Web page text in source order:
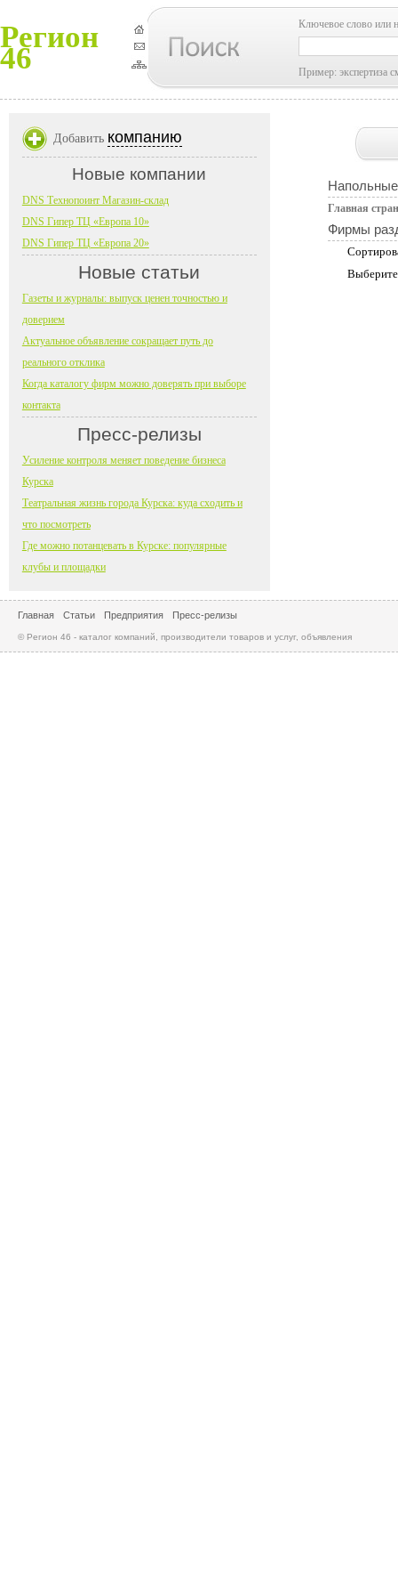
Регион
46
Ключевое слово или
Пример: экспертиза
Главная
Фирмы
Добавить компанию
Новые компании
DNS Технопоинт Магазин-склад
DNS Гипер ТЦ «Европа 10»
DNS Гипер ТЦ «Европа 20»
Новые статьи
Газеты и журналы: выпуск ценен точностью и
доверием
Актуальное объявление сокращает путь до
реального отклика
Когда каталогу фирм можно доверять при выборе
контакта
Пресс-релизы
Усиление контроля меняет поведение бизнеса
Курска
Театральная жизнь города Курска: куда сходить и
что посмотреть
Где можно потанцевать в Курске: популярные
клубы и площадки
Главная Статьи Предприятия Пресс-релизы
© Регион 46 - каталог компаний, производители товаров и услуг, объявления